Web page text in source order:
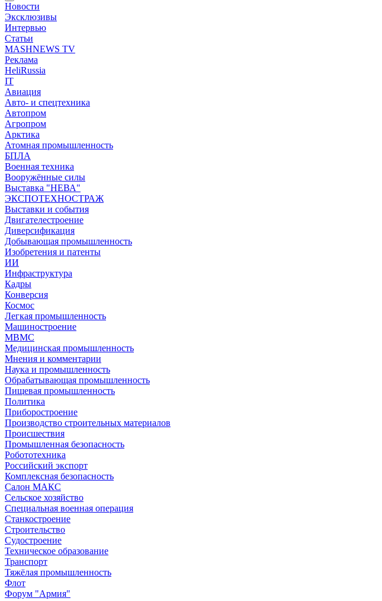
Новости
Эксклюзивы
Интервью
Статьи
MASHNEWS TV
Реклама
HeliRussia
IT
Авиация
Авто- и спецтехника
Автопром
Агропром
Арктика
Атомная промышленность
БПЛА
Военная техника
Вооружённые силы
Выставка "НЕВА"
ЭКСПОТЕХНОСТРАЖ
Выставки и события
Двигателестроение
Диверсификация
Добывающая промышленность
Изобретения и патенты
ИИ
Инфраструктура
Кадры
Конверсия
Космос
Легкая промышленность
Машиностроение
МВМС
Медицинская промышленность
Мнения и комментарии
Наука и промышленность
Обрабатывающая промышленность
Пищевая промышленность
Политика
Приборостроение
Производство строительных материалов
Происшествия
Промышленная безопасность
Робототехника
Российский экспорт
Комплексная безопасность
Салон МАКС
Сельское хозяйство
Специальная военная операция
Станкостроение
Строительство
Судостроение
Техническое образование
Транспорт
Тяжёлая промышленность
Флот
Форум "Армия"